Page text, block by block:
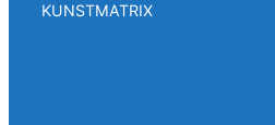
KUNSTMATRIX